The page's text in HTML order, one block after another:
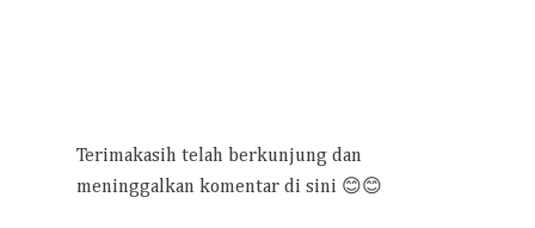
Terimakasih telah berkunjung dan
meninggalkan komentar di sini 😊😊